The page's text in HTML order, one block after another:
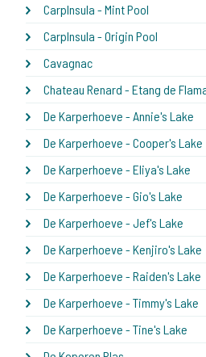
CarpInsula - Mint Pool
CarpInsula - Origin Pool
Cavagnac
Chateau Renard - Etang de
De Karperhoeve - Annie's Lake
De Karperhoeve - Cooper's Lake
De Karperhoeve - Eliya's Lake
De Karperhoeve - Gio's Lake
De Karperhoeve - Jef's Lake
De Karperhoeve - Kenjiro's Lake
De Karperhoeve - Raiden's Lake
De Karperhoeve - Timmy's Lake
De Karperhoeve - Tine's Lake